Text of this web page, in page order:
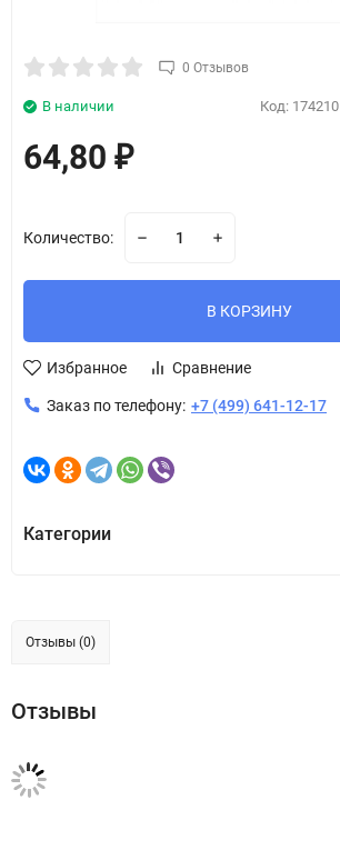
0 Отзывов
Код: 174210
В наличии
64,80 ₽
Количество:
В КОРЗИНУ
Избранное Сравнение
Заказ по телефону: +7 (499) 641-12-17
Категории
Отзывы (0)
Отзывы